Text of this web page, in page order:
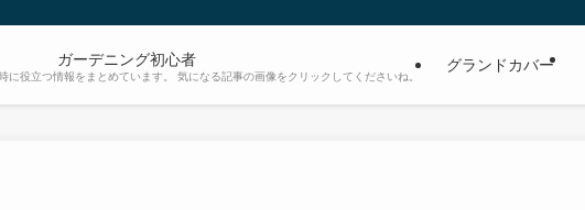
ガーデニング初心者
に役立つ情報をまとめています。 気になる記事の画像をクリックしてくださいね。
グランドカバー